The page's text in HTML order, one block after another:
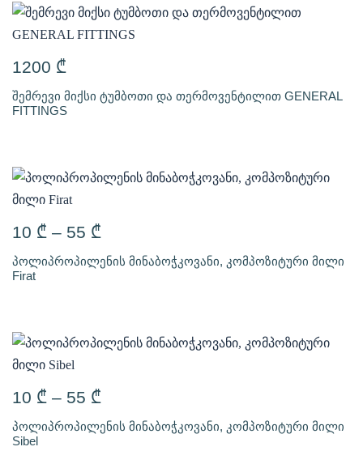
1200 ₾
შემრევი მიქსი ტუმბოთი და თერმოვენტილით GENERAL
FITTINGS
10 ₾ – 55 ₾
პოლიპროპილენის მინაბოჭკოვანი, კომპოზიტური მილი
Firat
10 ₾ – 55 ₾
პოლიპროპილენის მინაბოჭკოვანი, კომპოზიტური მილი
Sibel